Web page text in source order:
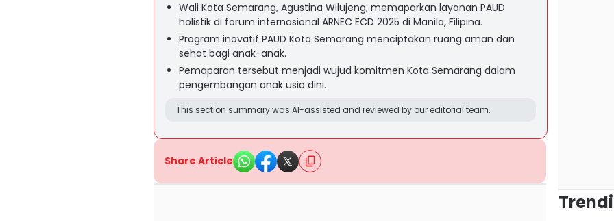
Wali Kota Semarang, Agustina Wilujeng, memaparkan layanan PAUD
holistik di forum internasional ARNEC ECD 2025 di Manila, Filipina.
Program inovatif PAUD Kota Semarang menciptakan ruang aman dan
sehat bagi anak-anak.
Pemaparan tersebut menjadi wujud komitmen Kota Semarang dalam
pengembangan anak usia dini.
This section summary was AI-assisted and reviewed by our editorial team.
Share Article